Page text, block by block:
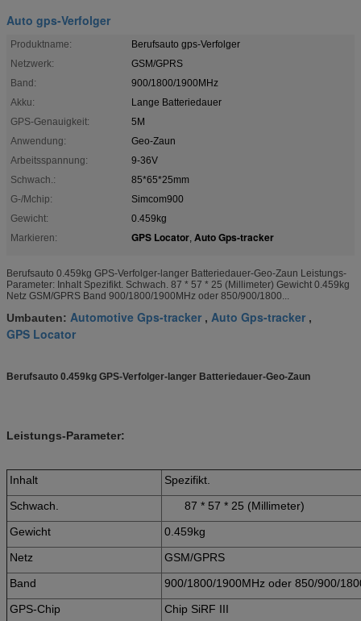
Auto gps-Verfolger
Produktname:
Berufsauto gps-Verfolger
Netzwerk:
GSM/GPRS
Band:
900/1800/1900MHz
Akku:
Lange Batteriedauer
GPS-Genauigkeit:
5M
Anwendung:
Geo-Zaun
Arbeitsspannung:
9-36V
Schwach.:
85*65*25mm
G-/Mchip:
Simcom900
Gewicht:
0.459kg
Markieren:
GPS Locator, Auto Gps-tracker
Berufsauto 0.459kg GPS-Verfolger-langer Batteriedauer-Geo-Zaun Leistungs-
Parameter: Inhalt Spezifikt. Schwach. 87 * 57 * 25 (Millimeter) Gewicht 0.459kg
Netz GSM/GPRS Band 900/1800/1900MHz oder 850/900/1800...
Umbauten: Automotive Gps-tracker , Auto Gps-tracker ,
GPS Locator
Berufsauto 0.459kg GPS-Verfolger-langer Batteriedauer-Geo-Zaun
Leistungs-Parameter:
Inhalt
Spezifikt.
Schwach.
87 * 57 * 25 (Millimeter)
Gewicht
0.459kg
Netz
GSM/GPRS
Band
900/1800/1900MHz oder 850/900/
GPS-Chip
Chip SiRF III